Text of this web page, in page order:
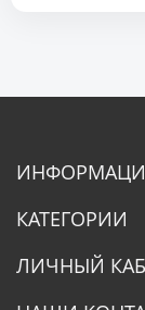
КАТЕГОРИИ
ЛИЧНЫЙ